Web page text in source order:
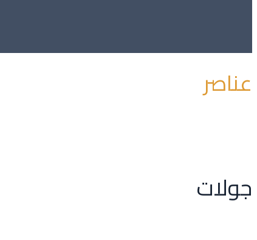
عناصر
جولات